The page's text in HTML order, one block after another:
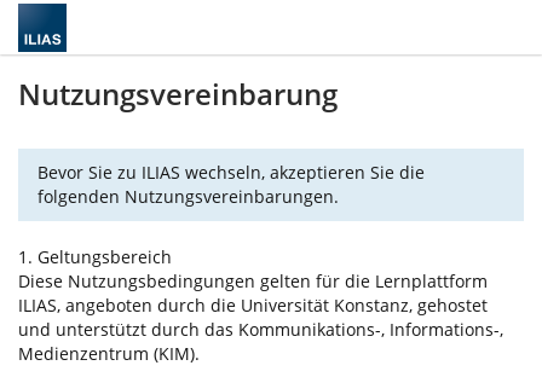
Nutzungsvereinbarung
Bevor Sie zu ILIAS wechseln, akzeptieren Sie die
folgenden Nutzungsvereinbarungen.
1. Geltungsbereich
Diese Nutzungsbedingungen gelten für die Lernplattform
ILIAS, angeboten durch die Universität Konstanz, gehostet
und unterstützt durch das Kommunikations-, Informations-,
Medienzentrum (KIM).